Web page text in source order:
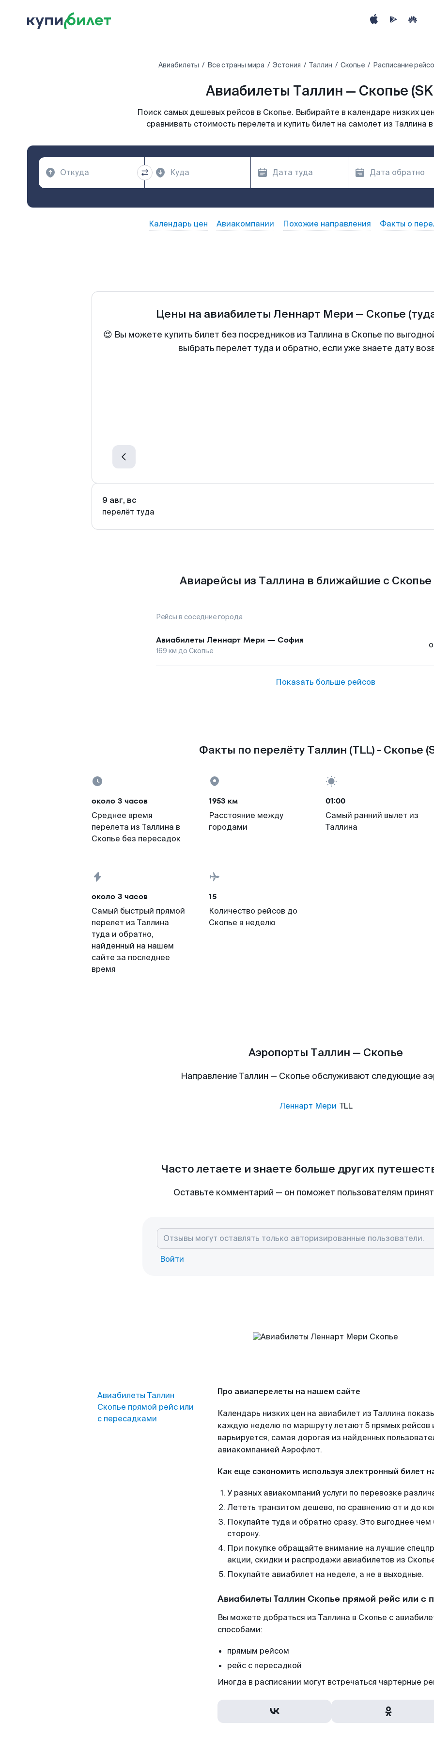
Авиабилеты Все страны мира Эстония Таллин Скопье Расписание
Авиабилеты Таллин — Скопье
Поиск самых дешевых рейсов в Скопье. Выбирайте в календаре низких
сравнивать стоимость перелета и купить билет на самолет из Таллина
Календарь цен Авиакомпании Похожие направления Факты о
Цены на авиабилеты Леннарт Мери — Скопье
😍 Вы можете купить билет без посредников из Таллина в Скопье по
выбрать перелет туда и обратно, если уже знаете дату
9 авг, вс
перелёт туда
Авиарейсы из Таллина в ближайшие с Скопье
Рейсы в соседние города
Авиабилеты Леннарт Мери — София
169 км до Скопье
Показать больше рейсов
Факты по перелёту Таллин (TLL) - Скопье
около 3 часов
Среднее время
перелета из Таллина в
Скопье без пересадок
1953 км
Расстояние между
городами
01:00
Самый ранний вылет из
Таллина
около 3 часов
Самый быстрый прямой
перелет из Таллина
туда и обратно,
найденный на нашем
сайте за последнее
время
15
Количество рейсов до
Скопье в неделю
Аэропорты Таллин — Скопье
Направление Таллин — Скопье обслуживают следующие
Леннарт Мери TLL
Часто летаете и знаете больше других
Оставьте комментарий — он поможет пользователям
Войти
Авиабилеты Таллин
Скопье прямой рейс или
с пересадками
Про авиаперелеты на нашем сайте
Календарь низких цен на авиабилет из Таллина
каждую неделю по маршруту летают 5 прямых рейсов
варьируется, самая дорогая из найденных
авиакомпанией Аэрофлот.
Как еще сэкономить используя электронный билет
У разных авиакомпаний услуги по перевозке
Лететь транзитом дешево, по сравнению от и до
Покупайте туда и обратно сразу. Это выгоднее
сторону.
При покупке обращайте внимание на лучшие
акции, скидки и распродажи авиабилетов из
Покупайте авиабилет на неделе, а не в выходные.
Авиабилеты Таллин Скопье прямой рейс или с
Вы можете добраться из Таллина в Скопье с
способами:
прямым рейсом
рейс с пересадкой
Иногда в расписании могут встречаться чартерные